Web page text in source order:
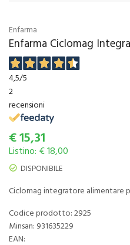
Enfarma
Enfarma Ciclomag
4,5/5
2
recensioni
€15,31
Listino: € 18,00
DISPONIBILE
Ciclomag integratore alimentare
Codice prodotto: 2925
Minsan: 931635229
EAN: